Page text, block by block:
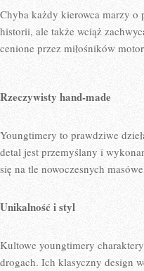
Chyba każdy kierowca marzy ‍o
historii, ale także wciąż
cenione przez miłośników
Rzeczywisty hand-made
Youngtimery to prawdziwe⁢
detal jest przemyślany⁤ i
się na tle ‌nowoczesnych
Unikalność ⁤i‍ styl
Kultowe youngtimery
drogach. Ich ⁢klasyczny design